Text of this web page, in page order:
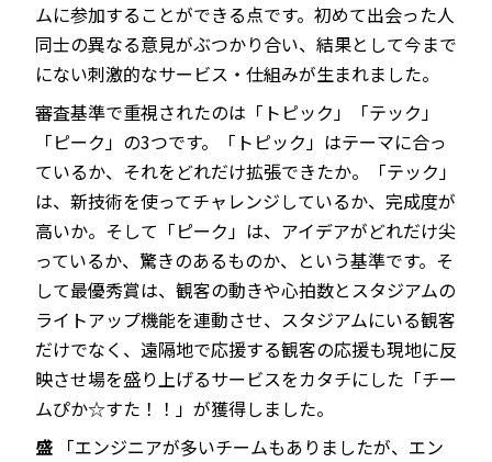
ムに参加することができる点です。初めて出会った人
同士の異なる意見がぶつかり合い、結果として今まで
にない刺激的なサービス・仕組みが生まれました。
審査基準で重視されたのは「トピック」「テック」
「ピーク」の3つです。「トピック」はテーマに合っ
ているか、それをどれだけ拡張できたか。「テック」
は、新技術を使ってチャレンジしているか、完成度が
高いか。そして「ピーク」は、アイデアがどれだけ尖
っているか、驚きのあるものか、という基準です。そ
して最優秀賞は、観客の動きや心拍数とスタジアムの
ライトアップ機能を連動させ、スタジアムにいる観客
だけでなく、遠隔地で応援する観客の応援も現地に反
映させ場を盛り上げるサービスをカタチにした「チー
ムぴか☆すた！！」が獲得しました。
盛 「エンジニアが多いチームもありましたが、エン